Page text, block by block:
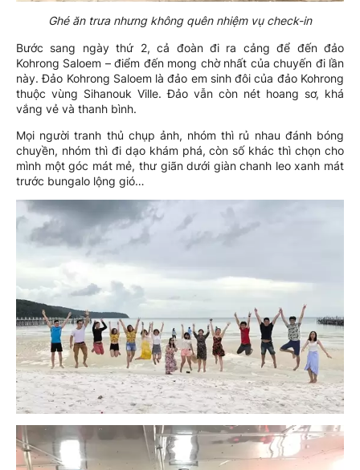
Ghé ăn trưa nhưng không quên nhiệm vụ check-in
Bước sang ngày thứ 2, cả đoàn đi ra cảng để đến đảo
Kohrong Saloem – điểm đến mong chờ nhất của chuyến đi lần
này. Đảo Kohrong Saloem là đảo em sinh đôi của đảo Kohrong
thuộc vùng Sihanouk Ville. Đảo vẫn còn nét hoang sơ, khá
vắng vẻ và thanh bình.
Mọi người tranh thủ chụp ảnh, nhóm thì rủ nhau đánh bóng
chuyền, nhóm thì đi dạo khám phá, còn số khác thì chọn cho
mình một góc mát mẻ, thư giãn dưới giàn chanh leo xanh mát
trước bungalo lộng gió…